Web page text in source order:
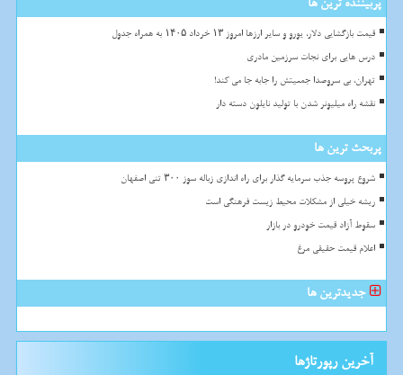
قیمت بازگشایی دلار، یورو و سایر ارزها امروز ۱۳ خرداد ۱۴۰۵ به همراه جدول
درس هایی برای نجات سرزمین مادری
تهران، بی سروصدا جمعیتش را جابه جا می کند!
نقشه راه میلیونر شدن با تولید نایلون دسته دار
پربحث ترین ها
شروع پروسه جذب سرمایه گذار برای راه اندازی زباله سوز ۳۰۰ تنی اصفهان
ریشه خیلی از مشکلات محیط زیست فرهنگی است
سقوط آزاد قیمت خودرو در بازار
اعلام قیمت حقیقی مرغ
جدیدترین ها
آخرین رپورتاژها